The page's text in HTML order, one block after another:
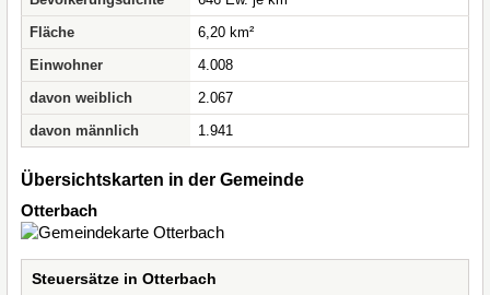
Fläche
6,20 km²
Einwohner
4.008
davon weiblich
2.067
davon männlich
1.941
Übersichtskarten in der Gemeinde
Otterbach
Steuersätze in Otterbach